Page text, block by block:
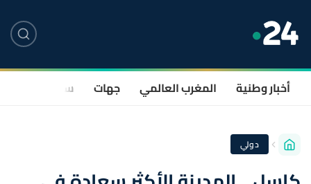
أخبار وطنية المغرب العالمي جهات سياسة
دولي